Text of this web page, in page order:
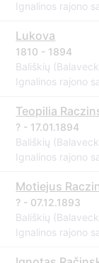
Ignalinos rajono
Lukova
1810 - 1894
Bališkių
Ignalinos rajono
Teopilia
? - 17.01.1894
Bališkių
Ignalinos rajono
Motiejus
? - 07.12.1893
Bališkių
Ignalinos rajono